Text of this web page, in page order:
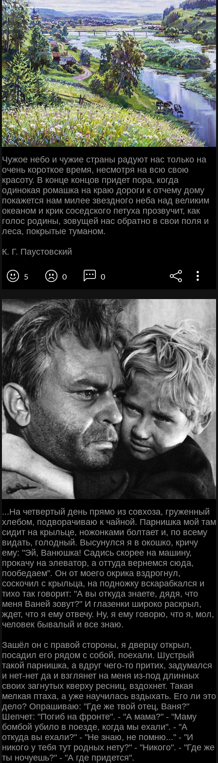
Чужое небо и чужие страны радуют нас только на
очень короткое время, несмотря на всю свою
красоту. В конце концов придет пора, когда
одинокая ромашка на краю дороги к отчему дому
покажется нам милее звездного неба над великим
океаном и крик соседского петуха прозвучит, как
голос родины, зовущей нас обратно в свои поля и
леса, покрытые туманом.
К. Г. Паустовский
5 0 0
...На четвертый день прямо из совхоза, груженный
хлебом, подворачиваю к чайной. Парнишка мой там
сидит на крыльце, ножонками болтает и, по всему
видать, голодный. Высунулся я в окошко, кричу
ему: "Эй, Ванюшка! Садись скорее на машину,
прокачу на элеватор, а оттуда вернемся сюда,
пообедаем". Он от моего окрика вздрогнул,
соскочил с крыльца, на подножку вскарабкался и
тихо так говорит: "А вы откуда знаете, дядя, что
меня Ваней зовут?" И глазенки широко раскрыл,
ждет, что я ему отвечу. Ну, я ему говорю, что я, мол,
человек бывалый и все знаю.
Зашёл он с правой стороны, я дверцу открыл,
посадил его рядом с собой, поехали. Шустрый
такой парнишка, а вдруг чего-то притих, задумался
и нет-нет да и взглянет на меня из-под длинных
своих загнутых кверху ресниц, вздохнет. Такая
мелкая птаха, а уже научилась вздыхать. Его ли это
дело? Опрашиваю: "Где же твой отец, Ваня?"
Шепчет: "Погиб на фронте". - "А мама?" - "Маму
бомбой убило в поезде, когда мы ехали". - "А
откуда вы ехали?" - "Не знаю, не помню..." - "И
никого у тебя тут родных нету?" - "Никого". - "Где же
ты ночуешь?" - "А где придется".